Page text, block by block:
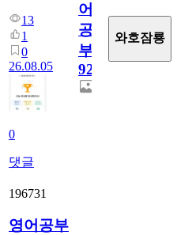
13
1
0
26.08.05
0
댓글
어
공
부
929
와호잠룡
196731
영어공부